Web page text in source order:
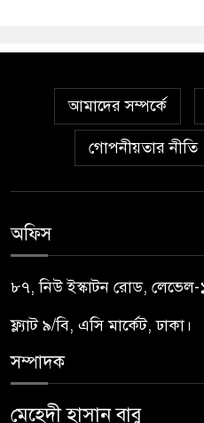
আমাদের সম্পর্কে
গোপনীয়তার নীতি
অফিস
৮৭, নিউ ইস্কাটন রোড, লেভেল-
ফ্ল্যাট ৯/বি, এসি মার্কেট, ঢাকা।
সম্পাদক
মেহেদী হাসান বাবু